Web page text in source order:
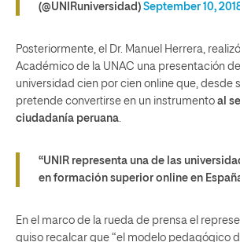
(@UNIRuniversidad) September 10,
Posteriormente, el Dr. Manuel Herrera,
Académico de la UNAC una presentación de
universidad cien por cien online que, desde
pretende convertirse en un instrumento al
ciudadanía peruana.
“UNIR representa una de las
en formación superior online en
En el marco de la rueda de prensa el
quiso recalcar que “el modelo pedagógico